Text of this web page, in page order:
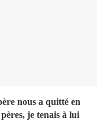
nous a quitté en
je tenais à lui